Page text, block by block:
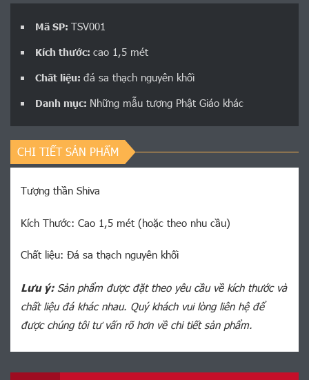
Mã SP: TSV001
Kích thước: cao 1,5 mét
Chất liệu: đá sa thạch nguyên khối
Danh mục: Những mẫu tượng Phật Giáo khác
CHI TIẾT SẢN PHẨM
Tượng thần Shiva
Kích Thước: Cao 1,5 mét (hoặc theo nhu cầu)
Chất liệu: Đá sa thạch nguyên khối
Lưu ý:Sản phẩm được đặt theo yêu cầu về kích thước và
chất liệu đá khác nhau. Quý khách vui lòng liên hệ để
được chúng tôi tư vấn rõ hơn về chi tiết sản phẩm.